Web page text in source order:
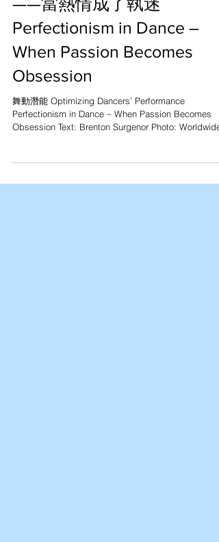
[中][ENG] 完美主義與舞蹈
——當熱情成了執迷
Perfectionism in Dance –
When Passion Becomes
Obsession
Perfectionism in Dance – When Passion Becomes